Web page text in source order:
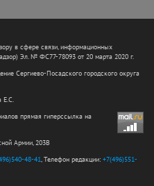
в сфере связи, информационных
Эл. № ФС77-78093 от 20 марта 2020 г.
Сергиево-Посадского городского округа
Е.С.
прямая гиперссылка на
Армии, 203В
48-41, Телефон редакции: +7(496)551-